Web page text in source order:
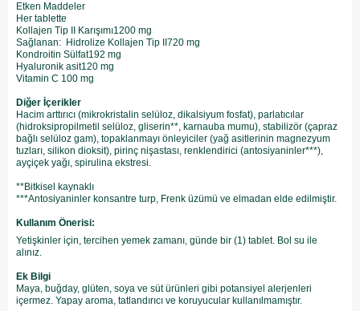
Etken Maddeler
Her tablette
Kollajen Tip II Karışımı1200 mg
Sağlanan: Hidrolize Kollajen Tip II720 mg
Kondroitin Sülfat192 mg
Hyaluronik asit120 mg
Vitamin C 100 mg
Diğer İçerikler
Hacim arttırıcı (mikrokristalin selüloz, dikalsiyum fosfat), parlatıcılar
(hidroksipropilmetil selüloz, gliserin**, karnauba mumu), stabilizör (çapraz
bağlı selüloz gam), topaklanmayı önleyiciler (yağ asitlerinin magnezyum
tuzları, silikon dioksit), pirinç nişastası, renklendirici (antosiyaninler***),
ayçiçek yağı, spirulina ekstresi.
**Bitkisel kaynaklı
***Antosiyaninler konsantre turp, Frenk üzümü ve elmadan elde edilmiştir.
Kullanım Önerisi:
Yetişkinler için, tercihen yemek zamanı, günde bir (1) tablet. Bol su ile
alınız.
Ek Bilgi
Maya, buğday, glüten, soya ve süt ürünleri gibi potansiyel alerjenleri
içermez. Yapay aroma, tatlandırıcı ve koruyucular kullanılmamıştır.